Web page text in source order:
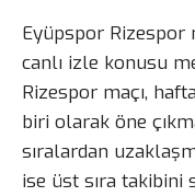
Eyüpspor Rizespor
canlı izle konusu
Rizespor maçı,
biri olarak öne
sıralardan
ise üst sıra takibini